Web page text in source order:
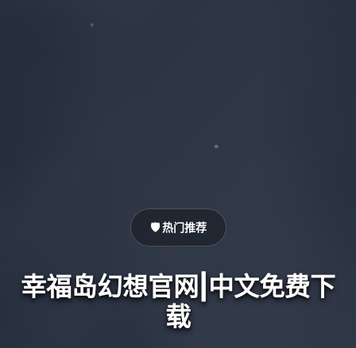
🛡️ 热门推荐
幸福岛幻想官网|中文免费下
载